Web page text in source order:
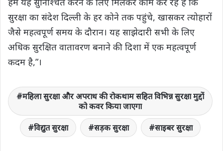
सुरक्षा का संदेश दिल्ली के हर कोने तक पहुंचे, खासकर त्योहारों
जैसे महत्वपूर्ण समय के दौरान। यह साझेदारी सभी के लिए
अधिक सुरक्षित वातावरण बनाने की दिशा में एक महत्वपूर्ण
कदम है,”।
महिला सुरक्षा और अपराध की रोकथाम सहित विभिन्न सुरक्षा मुद्दों
को कवर किया जाएगा
विद्युत सुरक्षा
सड़क सुरक्षा साइबर सुरक्षा